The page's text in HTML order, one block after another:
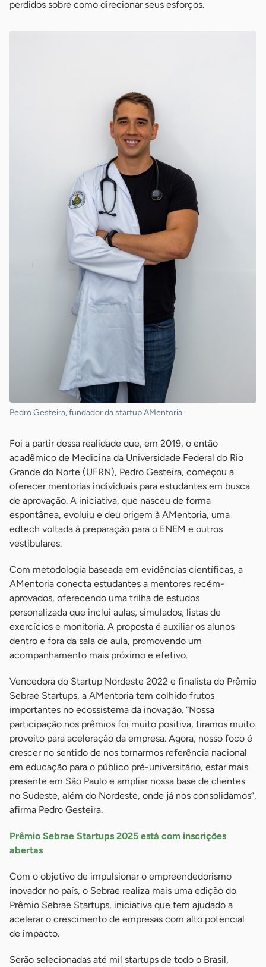
perdidos sobre como direcionar seus esforços.
Pedro Gesteira, fundador da startup AMentoria.
Foi a partir dessa realidade que, em 2019, o então
acadêmico de Medicina da Universidade Federal do Rio
Grande do Norte (UFRN), Pedro Gesteira, começou a
oferecer mentorias individuais para estudantes em busca
de aprovação. A iniciativa, que nasceu de forma
espontânea, evoluiu e deu origem à AMentoria, uma
edtech voltada à preparação para o ENEM e outros
vestibulares.
Com metodologia baseada em evidências científicas, a
AMentoria conecta estudantes a mentores recém-
aprovados, oferecendo uma trilha de estudos
personalizada que inclui aulas, simulados, listas de
exercícios e monitoria. A proposta é auxiliar os alunos
dentro e fora da sala de aula, promovendo um
acompanhamento mais próximo e efetivo.
Vencedora do Startup Nordeste 2022 e finalista do Prêmio
Sebrae Startups, a AMentoria tem colhido frutos
importantes no ecossistema da inovação. “Nossa
participação nos prêmios foi muito positiva, tiramos muito
proveito para aceleração da empresa. Agora, nosso foco é
crescer no sentido de nos tornarmos referência nacional
em educação para o público pré-universitário, estar mais
presente em São Paulo e ampliar nossa base de clientes
no Sudeste, além do Nordeste, onde já nos consolidamos”,
afirma Pedro Gesteira.
Prêmio Sebrae Startups 2025 está com inscrições
abertas
Com o objetivo de impulsionar o empreendedorismo
inovador no país, o Sebrae realiza mais uma edição do
Prêmio Sebrae Startups, iniciativa que tem ajudado a
acelerar o crescimento de empresas com alto potencial
de impacto.
Serão selecionadas até mil startups de todo o Brasil,